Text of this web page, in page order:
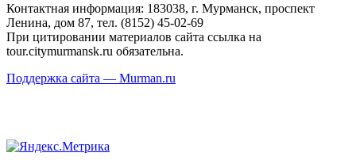
Контактная информация: 183038, г. Мурманск, проспект
Ленина, дом 87, тел. (8152) 45-02-69
При цитировании материалов сайта ссылка на
tour.citymurmansk.ru обязательна.
Поддержка сайта — Murman.ru